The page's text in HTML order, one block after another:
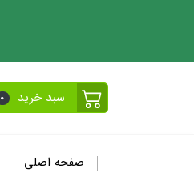
سبد خرید 0
صفحه اصلی